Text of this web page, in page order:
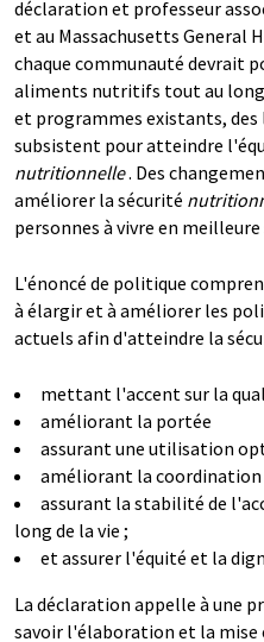
déclaration et professeur
et au Massachusetts General
chaque communauté devrait
aliments nutritifs tout au long
et programmes existants,
subsistent pour atteindre
nutritionnelle. Des
améliorer la sécurité
personnes à vivre en meilleure
L'énoncé de politique
à élargir et à améliorer les
actuels afin d'atteindre la
mettant l'accent sur la
améliorant la portée
assurant une utilisation
améliorant la
assurant la stabilité de
long de la vie ;
et assurer l'équité et la
La déclaration appelle à une
savoir l'élaboration et la mise